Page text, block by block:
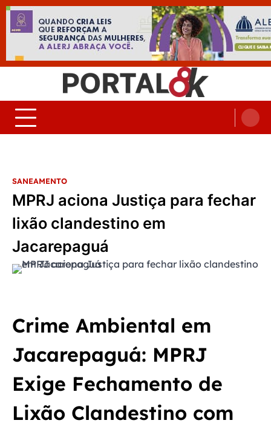
content
Portal 8K – Seu portal de
SANEAMENTO
MPRJ aciona Justiça para fechar
lixão clandestino em
Jacarepaguá
Crime Ambiental em
Jacarepaguá: MPRJ
Exige Fechamento de
Lixão Clandestino com